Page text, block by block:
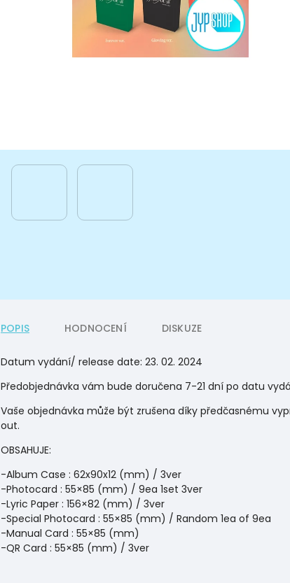
POPIS HODNOCENÍ DISKUZE
Datum vydání/ release date: 23. 02. 2024
Předobjednávka vám bude doručena 7-21 dní po datu
Vaše objednávka může být zrušena díky předčasnému
out.
OBSAHUJE:
-Album Case : 62x90x12 (mm) / 3ver
-Photocard : 55×85 (mm) / 9ea 1set 3ver
-Lyric Paper : 156×82 (mm) / 3ver
-Special Photocard : 55×85 (mm) / Random 1ea of 9ea
-Manual Card : 55×85 (mm)
-QR Card : 55×85 (mm) / 3ver